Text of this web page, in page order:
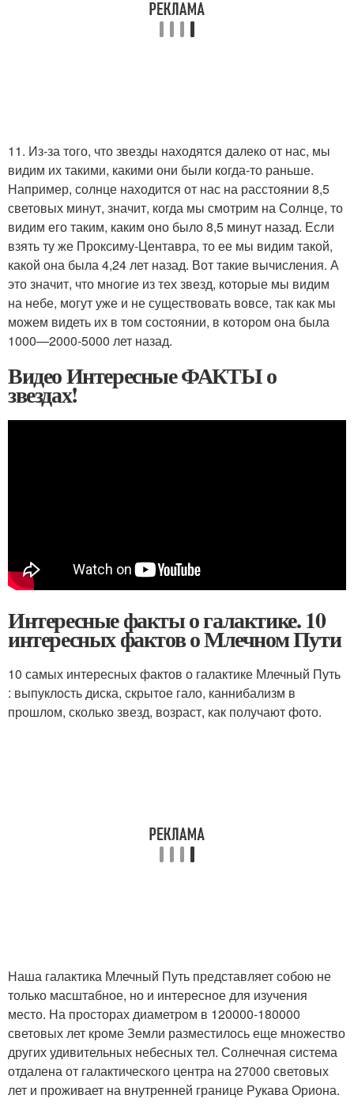
11. Из-за того, что звезды находятся далеко от нас, мы
видим их такими, какими они были когда-то раньше.
Например, солнце находится от нас на расстоянии 8,5
световых минут, значит, когда мы смотрим на Солнце, то
видим его таким, каким оно было 8,5 минут назад. Если
взять ту же Проксиму-Центавра, то ее мы видим такой,
какой она была 4,24 лет назад. Вот такие вычисления. А
это значит, что многие из тех звезд, которые мы видим
на небе, могут уже и не существовать вовсе, так как мы
можем видеть их в том состоянии, в котором она была
1000—2000-5000 лет назад.
Видео Интересные ФАКТЫ о
звездах!
Интересные факты о галактике. 10
интересных фактов о Млечном Пути
10 самых интересных фактов о галактике Млечный Путь
: выпуклость диска, скрытое гало, каннибализм в
прошлом, сколько звезд, возраст, как получают фото.
Наша галактика Млечный Путь представляет собою не
только масштабное, но и интересное для изучения
место. На просторах диаметром в 120000-180000
световых лет кроме Земли разместилось еще множество
других удивительных небесных тел. Солнечная система
отдалена от галактического центра на 27000 световых
лет и проживает на внутренней границе Рукава Ориона.